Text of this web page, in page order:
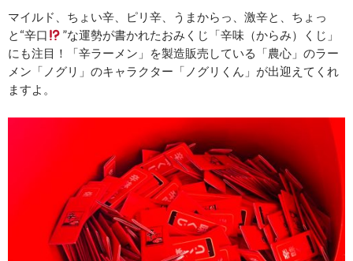
マイルド、ちょい辛、ピリ辛、うまからっ、激辛と、ちょっ
と“辛口
”な運勢が書かれたおみくじ「辛味（からみ）くじ」
にも注目！「辛ラーメン」を製造販売している「農心」のラー
メン「ノグリ」のキャラクター「ノグリくん」が出迎えてくれ
ますよ。